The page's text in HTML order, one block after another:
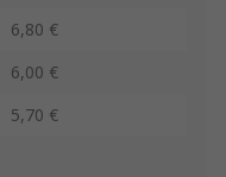
6,80 €
6,00 €
5,70 €